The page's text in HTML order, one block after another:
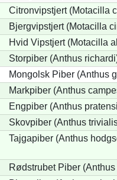
Citronvipstjert (Motacilla
Bjergvipstjert (Motacilla
Hvid Vipstjert (Motacilla
Storpiber (Anthus
Mongolsk Piber (Anthus
Markpiber (Anthus
Engpiber (Anthus
Skovpiber (Anthus
Tajgapiber (Anthus
Rødstrubet Piber